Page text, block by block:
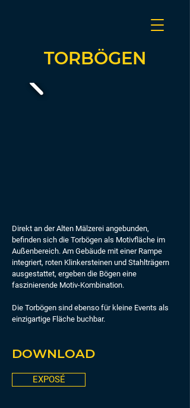
TORBÖGEN
Direkt an der Alten Mälzerei angebunden,
befinden sich die Torbögen als Motivfläche im
Außenbereich. Am Gebäude mit einer Rampe
integriert, roten Klinkersteinen und Stahlträgern
ausgestattet, ergeben die Bögen eine
faszinierende Motiv-Kombination.
Die Torbögen sind ebenso für kleine Events als
einzigartige Fläche buchbar.
DOWNLOAD
EXPOSÉ